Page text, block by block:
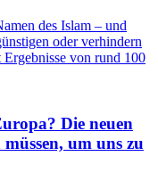
des Islam – und
oder verhindern
Ergebnisse von rund 100
Die neuen
um uns zu